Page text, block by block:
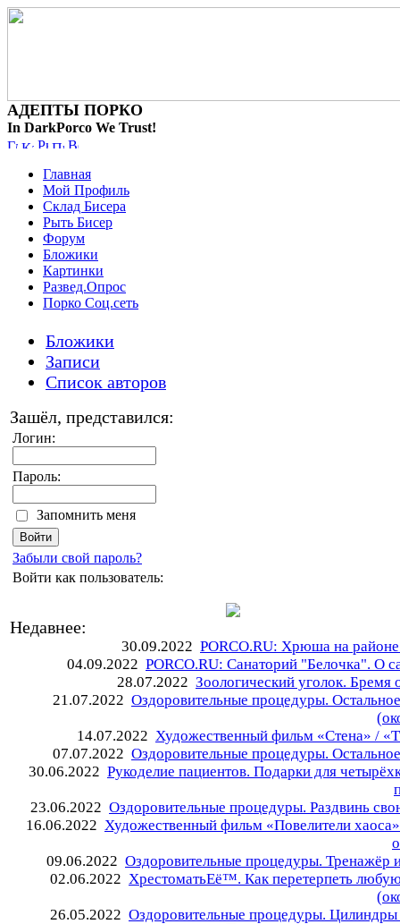
АДЕПТЫ ПОРКО
In DarkPorco We Trust!
Главная
Мой Профиль
Склад Бисера
Рыть Бисер
Форум
Бложики
Картинки
Развед.Опрос
Порко Соц.сеть
Бложики
Записи
Список авторов
Зашёл, представился:
Логин:
Пароль:
Запомнить меня
Забыли свой пароль?
Войти как пользователь:
Недавнее:
30.09.2022 PORCO.RU: Хрюша на
04.09.2022 PORCO.RU: Санаторий "Белочка". О
28.07.2022 Зоологический уголок. Бремя
21.07.2022 Оздоровительные процедуры.
14.07.2022 Художественный фильм «Стена» /
07.07.2022 Оздоровительные процедуры.
30.06.2022 Рукоделие пациентов. Подарки для
23.06.2022 Оздоровительные процедуры. Раздвинь
16.06.2022 Художественный фильм «Повелители
09.06.2022 Оздоровительные процедуры. Тренажёр
02.06.2022 ХрестоматьЕё™. Как перетерпеть
26.05.2022 Оздоровительные процедуры.